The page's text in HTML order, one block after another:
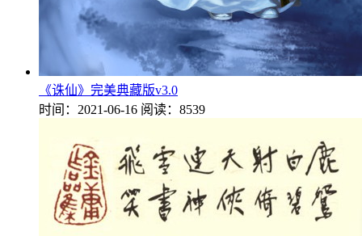
《诛仙》完美典藏版v3.0
时间：2021-06-16 阅读：8539